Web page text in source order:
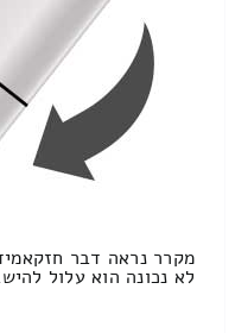
מקרר נראה דבר
לא נכונה הוא עלול